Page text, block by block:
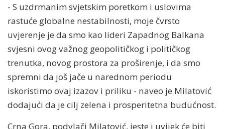
- S uzdrmanim svjetskim poretkom i uslovima
rastuće globalne nestabilnosti, moje čvrsto
uvjerenje je da smo kao lideri Zapadnog Balkana
svjesni ovog važnog geopolitičkog i političkog
trenutka, novog prostora za proširenje, i da smo
spremni da još jače u narednom periodu
iskoristimo ovaj izazov i priliku - naveo je Milatović
dodajući da je cilj zelena i prosperitetna budućnost.
Crna Gora, podvlači Milatović, jeste i uvijek će biti